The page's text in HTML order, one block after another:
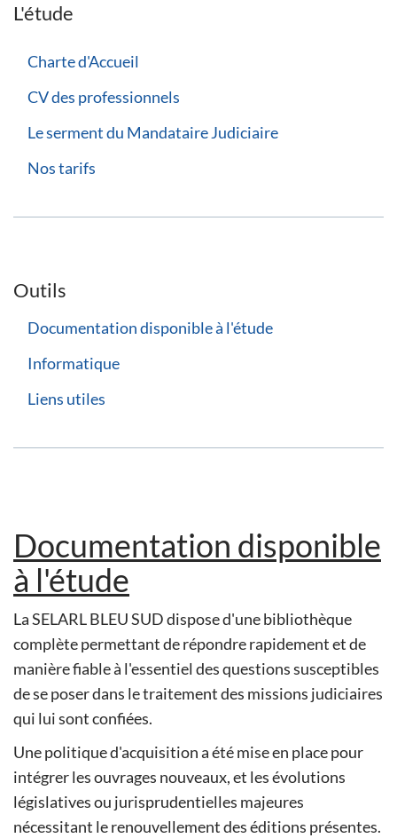
L'étude
Charte d'Accueil
CV des professionnels
Le serment du Mandataire Judiciaire
Nos tarifs
Outils
Documentation disponible à l'étude
Informatique
Liens utiles
Documentation disponible
à l'étude
La SELARL BLEU SUD dispose d'une bibliothèque
complète permettant de répondre rapidement et de
manière fiable à l'essentiel des questions susceptibles
de se poser dans le traitement des missions judiciaires
qui lui sont confiées.
Une politique d'acquisition a été mise en place pour
intégrer les ouvrages nouveaux, et les évolutions
législatives ou jurisprudentielles majeures
nécessitant le renouvellement des éditions présentes.